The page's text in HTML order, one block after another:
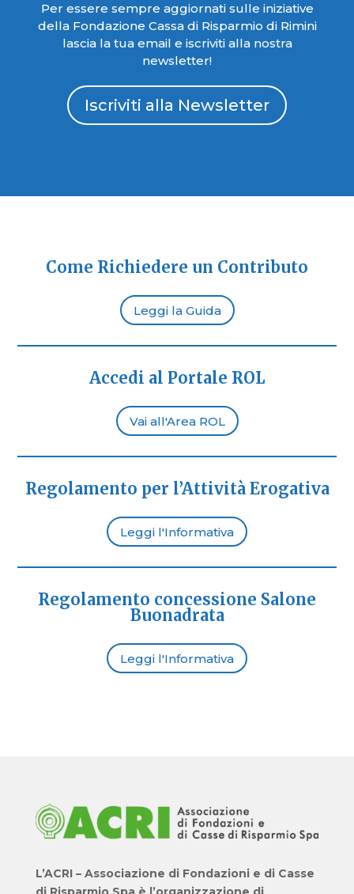
Per essere sempre aggiornati sulle iniziative
della Fondazione Cassa di Risparmio di Rimini
lascia la tua email e iscriviti alla nostra
newsletter!
Iscriviti alla Newsletter
Come Richiedere un Contributo
Leggi la Guida
Accedi al Portale ROL
Vai all'Area ROL
Regolamento per l’Attività Erogativa
Leggi l'Informativa
Regolamento concessione Salone
Buonadrata
Leggi l'Informativa
L’ACRI – Associazione di Fondazioni e di Casse